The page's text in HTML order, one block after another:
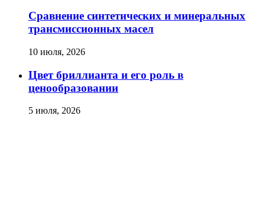
Сравнение синтетических и минеральных
трансмиссионных масел
10 июля, 2026
Цвет бриллианта и его роль в
ценообразовании
5 июля, 2026